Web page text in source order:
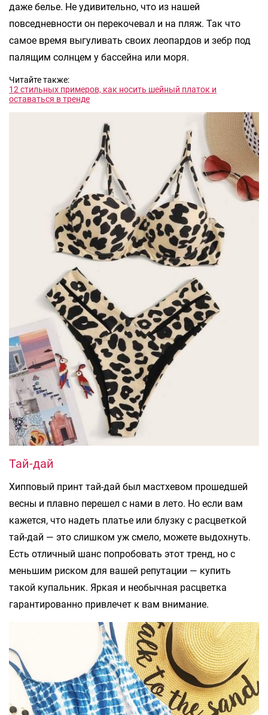
даже белье. Не удивительно, что из нашей
повседневности он перекочевал и на пляж. Так что
самое время выгуливать своих леопардов и зебр под
палящим солнцем у бассейна или моря.
Читайте также:
12 стильных примеров, как носить шейный платок и
оставаться в тренде
Тай-дай
Хипповый принт тай-дай был мастхевом прошедшей
весны и плавно перешел с нами в лето. Но если вам
кажется, что надеть платье или блузку с расцветкой
тай-дай — это слишком уж смело, можете выдохнуть.
Есть отличный шанс попробовать этот тренд, но с
меньшим риском для вашей репутации — купить
такой купальник. Яркая и необычная расцветка
гарантированно привлечет к вам внимание.